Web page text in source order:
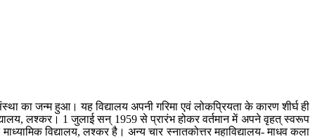
का जन्म हुआ। यह विद्यालय अपनी गरिमा एवं लोकप्रियता के कारण शीर्घ ही
लश्कर। 1 जुलाई सन् 1959 से प्रारंभ होकर वर्तमान में अपने वृहत् स्वरूप
विद्यालय, लश्कर है। अन्य चार स्नातकोत्तर महाविद्यालय- माधव कला